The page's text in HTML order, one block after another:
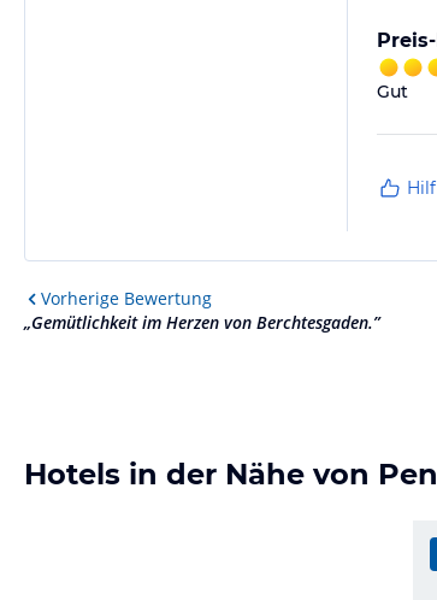
Gut
Vorherige Bewertung
„Gemütlichkeit im Herzen von Berchtesgaden.”
Hotels in der Nähe von